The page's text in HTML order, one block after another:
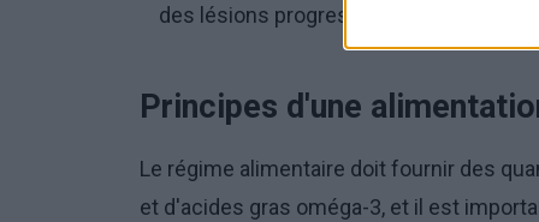
des lésions progressives de la thyroïde.
Principes d'une
Le régime alimentaire doit fournir des
et d'acides gras oméga-3, et il est